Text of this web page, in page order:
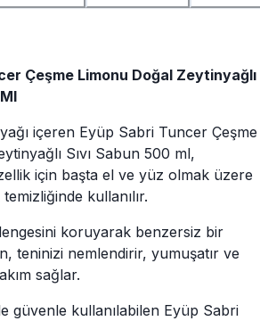
Çeşme Limonu Doğal Zeytinyağlı
içeren Eyüp Sabri Tuncer Çeşme
Sıvı Sabun 500 ml,
için başta el ve yüz olmak üzere
kullanılır.
koruyarak benzersiz bir
teninizi nemlendirir, yumuşatır ve
sağlar.
güvenle kullanılabilen Eyüp Sabri